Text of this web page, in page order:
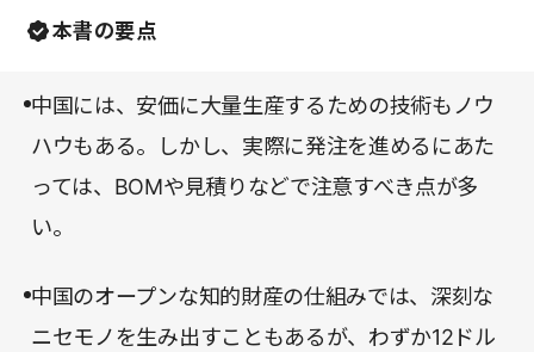
ていてはテクノロジーの世界では生きてはいけなく
みが新たなイノベーションを生みやすいといえるの
葉には、きっと今までの常識や考え方を根底からく
つがえすという意味が込められている。
本書の要点
中国には、安価に大量生産するための技術もノウ
ハウもある。しかし、実際に発注を進めるにあた
っては、BOMや見積りなどで注意すべき点が多
い。
中国のオープンな知的財産の仕組みでは、深刻な
ニセモノを生み出すこともあるが、わずか12ドル